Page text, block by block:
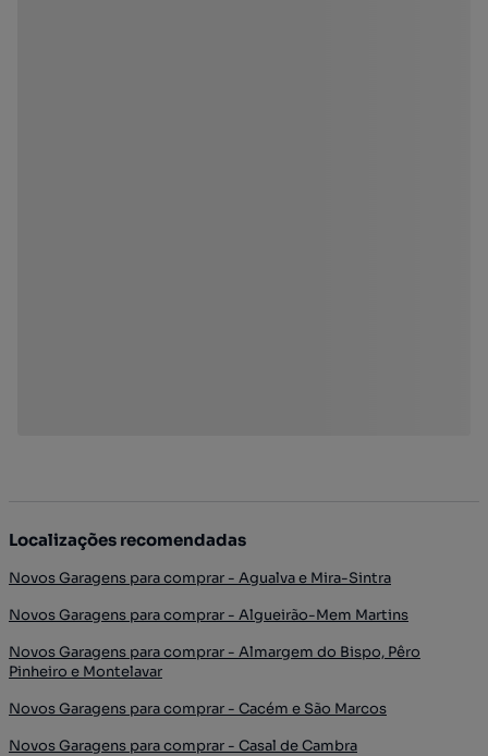
Localizações recomendadas
Novos Garagens para comprar - Agualva e Mira-Sintra
Novos Garagens para comprar - Algueirão-Mem Martins
Novos Garagens para comprar - Almargem do Bispo, Pêro
Pinheiro e Montelavar
Novos Garagens para comprar - Cacém e São Marcos
Novos Garagens para comprar - Casal de Cambra